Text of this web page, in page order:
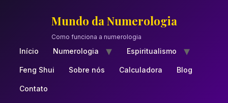
Mundo da Numerologia
Como funciona a numerologia
Início Numerologia Espiritualismo
Feng Shui Sobre nós Calculadora Blog
Contato